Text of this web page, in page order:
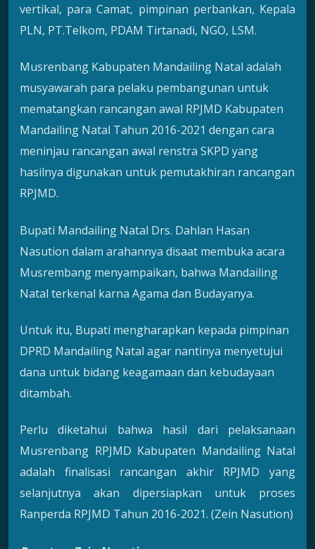
vertikal, para Camat, pimpinan perbankan, Kepala
PLN, PT.Telkom, PDAM Tirtanadi, NGO, LSM.
Musrenbang Kabupaten Mandailing Natal adalah
musyawarah para pelaku pembangunan untuk
mematangkan rancangan awal RPJMD Kabupaten
Mandailing Natal Tahun 2016-2021 dengan cara
meninjau rancangan awal renstra SKPD yang
hasilnya digunakan untuk pemutakhiran rancangan
RPJMD.
Bupati Mandailing Natal Drs. Dahlan Hasan
Nasution dalam arahannya disaat membuka acara
Musrembang menyampaikan, bahwa Mandailing
Natal terkenal karna Agama dan Budayanya.
Untuk itu, Bupati mengharapkan kepada pimpinan
DPRD Mandailing Natal agar nantinya menyetujui
dana untuk bidang keagamaan dan kebudayaan
ditambah.
Perlu diketahui bahwa hasil dari pelaksanaan
Musrenbang RPJMD Kabupaten Mandailing Natal
adalah finalisasi rancangan akhir RPJMD yang
selanjutnya akan dipersiapkan untuk proses
Ranperda RPJMD Tahun 2016-2021. (Zein Nasution)